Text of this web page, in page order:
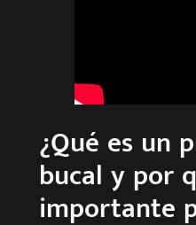
¿Qué es un
bucal y por
importante